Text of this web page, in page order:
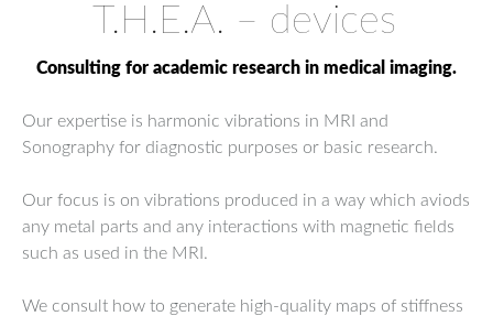
T.H.E.A. – devices
Consulting for academic research in medical imaging.
Our expertise is harmonic vibrations in MRI and
Sonography for diagnostic purposes or basic research.
Our focus is on vibrations produced in a way which aviods
any metal parts and any interactions with magnetic fields
such as used in the MRI.
We consult how to generate high-quality maps of stiffness